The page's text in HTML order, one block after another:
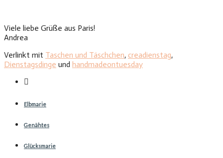
Viele liebe Grüße aus Paris!
Andrea
Verlinkt mit Taschen und Täschchen, creadienstag,
Dienstagsdinge und handmadeontuesday
Elbmarie
Genähtes
Glücksmarie